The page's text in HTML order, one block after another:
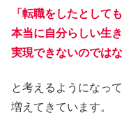
「転職をしたとして
本当に自分らしい生
実現できないのではな
と考えるようになっ
増えてきています。